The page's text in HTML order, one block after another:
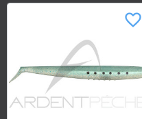
favorite_border